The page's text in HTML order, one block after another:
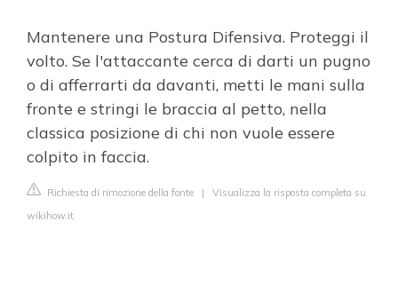
Mantenere una Postura Difensiva. Proteggi il
volto. Se l'attaccante cerca di darti un pugno
o di afferrarti da davanti, metti le mani sulla
fronte e stringi le braccia al petto, nella
classica posizione di chi non vuole essere
colpito in faccia.
Richiesta di rimozione della fonte | Visualizza la risposta completa su
wikihow.it